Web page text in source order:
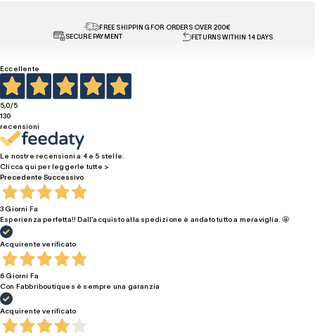
FREE SHIPPING FOR ORDERS OVER 200€
SECURE PAYMENT
FETURNS WITHIN 14 DAYS
Eccellente
5,0/5
130
recensioni
Le nostre recensioni a 4 e 5 stelle.
Clicca qui per leggerle tutte >
Precedente Successivo
3 Giorni Fa
Esperienza perfetta!! Dall’acquisto alla spedizione è andato tutto a meraviglia. 🤩
Acquirente verificato
6 Giorni Fa
Con Fabbriboutiques è sempre una garanzia
Acquirente verificato